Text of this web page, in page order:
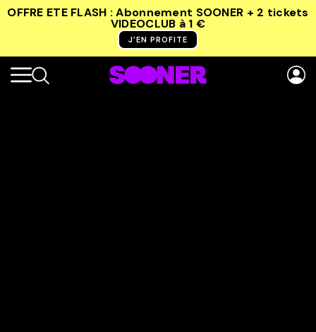
OFFRE ETE FLASH : Abonnement SOONER + 2 tickets
VIDEOCLUB à 1 €
J’EN PROFITE